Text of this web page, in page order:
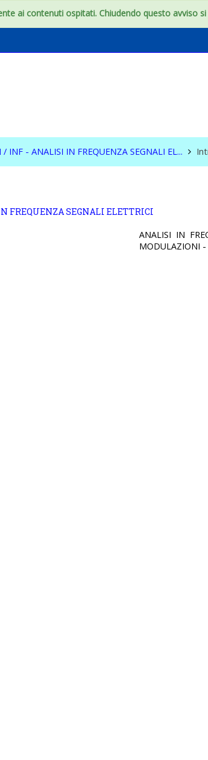
ai contenuti ospitati. Chiudendo questo avviso
/ INF - ANALISI IN FREQUENZA SEGNALI EL...
FREQUENZA SEGNALI ELETTRICI
ANALISI IN
MODULAZIONI